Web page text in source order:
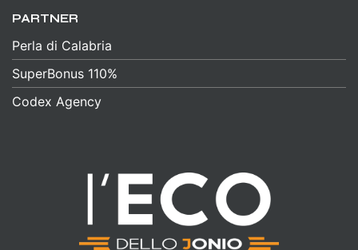
PARTNER
Perla di Calabria
SuperBonus 110%
Codex Agency